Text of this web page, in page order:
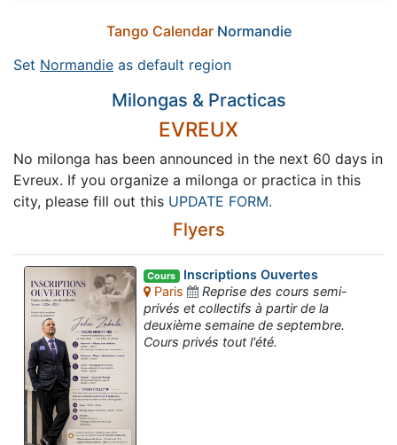
Tango Calendar Normandie
Set Normandie as default region
Milongas & Practicas
EVREUX
No milonga has been announced in the next 60 days in
Evreux. If you organize a milonga or practica in this
city, please fill out this UPDATE FORM.
Flyers
Cours Inscriptions Ouvertes
Paris
Reprise des cours semi-
privés et collectifs à partir de la
deuxième semaine de septembre.
Cours privés tout l'été.